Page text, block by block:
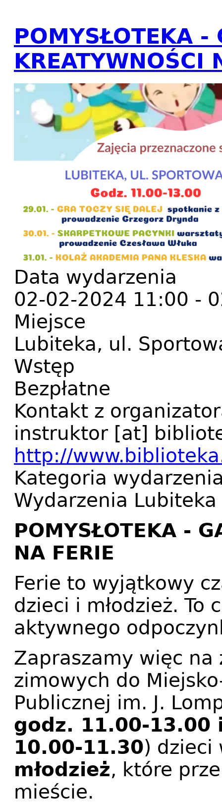
POMYSŁOTEKA -
KREATYWNOŚCI
Data wydarzenia
02-02-2024 11:00 -
Miejsce
Lubiteka, ul.
Wstęp
Bezpłatne
Kontakt z
instruktor [at]
http://
Kategoria
Wydarzenia Lubiteka
POMYSŁOTEKA -
NA FERIE
Ferie to wyjątkowy
dzieci i młodzież. To
aktywnego
Zapraszamy więc
zimowych do
Publicznej im. J.
godz. 11.00-13.00
10.00-11.30)
młodzież, które
mieście.